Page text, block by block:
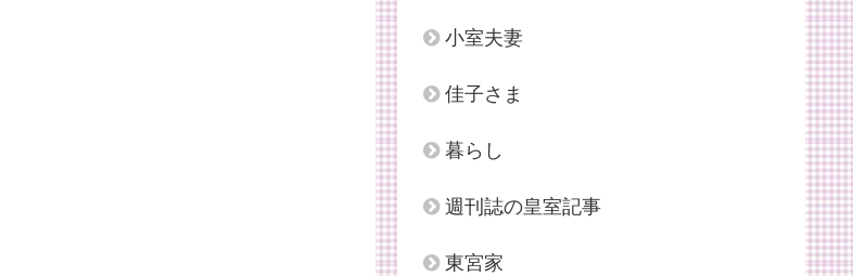
小室夫妻
佳子さま
暮らし
週刊誌の皇室記事
東宮家